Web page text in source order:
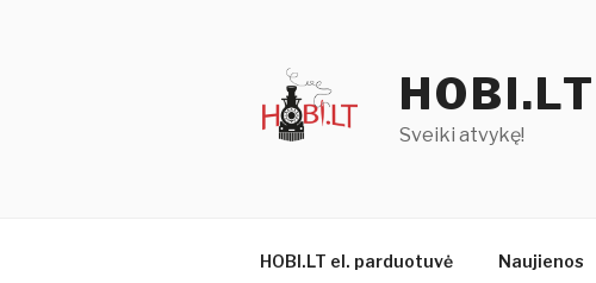
Sveiki atvykę!
HOBI.LT el. parduotuvė Naujienos